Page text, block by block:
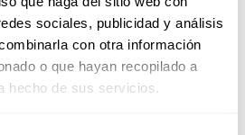
sociales, publicidad y análisis
con otra información
o que hayan recopilado a
hecho de sus servicios.